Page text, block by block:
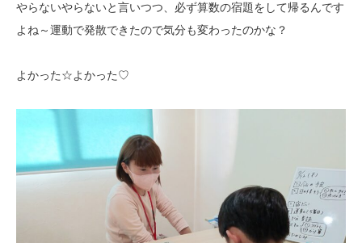
やらないやらないと言いつつ、必ず算数の宿題をして帰るんです
よね～運動で発散できたので気分も変わったのかな？
よかった☆よかった♡